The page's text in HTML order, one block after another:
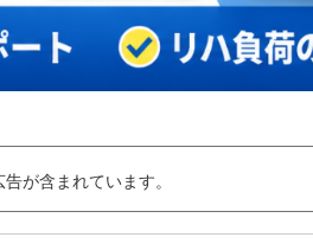
が含まれています。